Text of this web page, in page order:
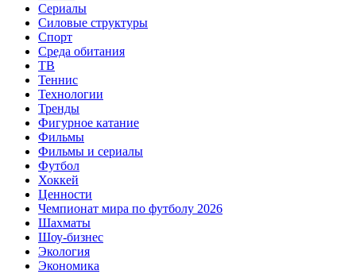
Сериалы
Силовые структуры
Спорт
Среда обитания
ТВ
Теннис
Технологии
Тренды
Фигурное катание
Фильмы
Фильмы и сериалы
Футбол
Хоккей
Ценности
Чемпионат мира по футболу 2026
Шахматы
Шоу-бизнес
Экология
Экономика